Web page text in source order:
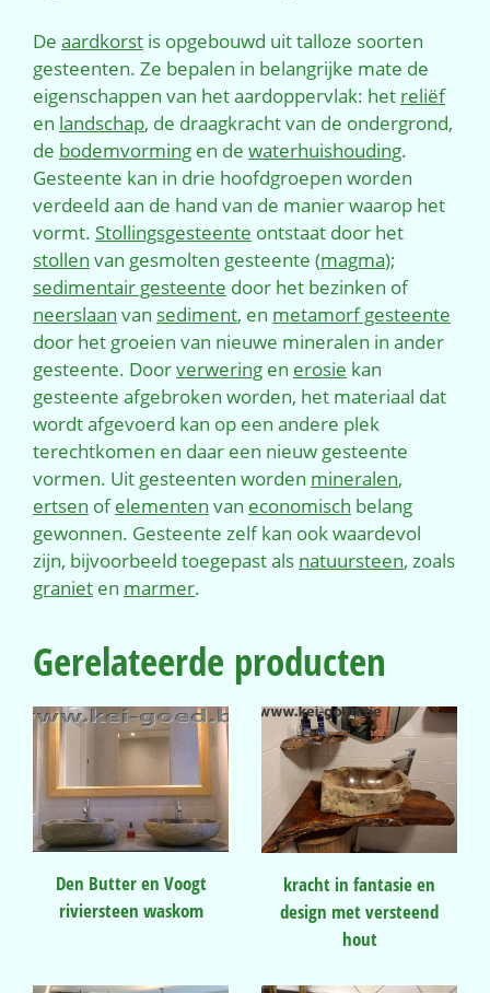
De aardkorst is opgebouwd uit talloze soorten
gesteenten. Ze bepalen in belangrijke mate de
eigenschappen van het aardoppervlak: het reliëf
en landschap, de draagkracht van de ondergrond,
de bodemvorming en de waterhuishouding.
Gesteente kan in drie hoofdgroepen worden
verdeeld aan de hand van de manier waarop het
vormt. Stollingsgesteente ontstaat door het
stollen van gesmolten gesteente (magma);
sedimentair gesteente door het bezinken of
neerslaan van sediment, en metamorf gesteente
door het groeien van nieuwe mineralen in ander
gesteente. Doorverwering en erosie kan
gesteente afgebroken worden, het materiaal dat
wordt afgevoerd kan op een andere plek
terechtkomen en daar een nieuw gesteente
vormen. Uit gesteenten worden mineralen,
ertsen ofelementen van economisch belang
gewonnen. Gesteente zelf kan ook waardevol
zijn, bijvoorbeeld toegepast als natuursteen, zoals
graniet en marmer.
Gerelateerde producten
Den Butter en Voogt
riviersteen waskom
kracht in fantasie en
design met versteend
hout